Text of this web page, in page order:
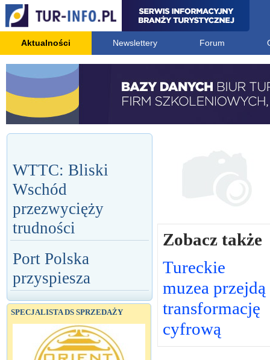
Aktualności Newslettery Forum
WTTC: Bliski
Wschód
przezwycięży
trudności
Port Polska
przyspiesza
SPECJALISTA DS SPRZEDAŻY
Zobacz także
Tureckie
muzea przejdą
transformację
cyfrową